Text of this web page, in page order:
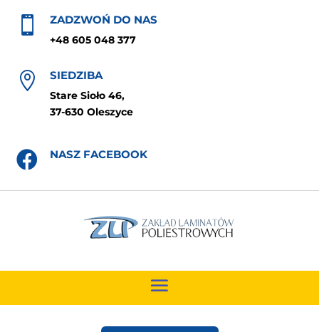
 ZADZWOŃ DO NAS
+48 605 048 377
 SIEDZIBA
Stare Sioło 46,
37-630 Oleszyce
 NASZ FACEBOOK